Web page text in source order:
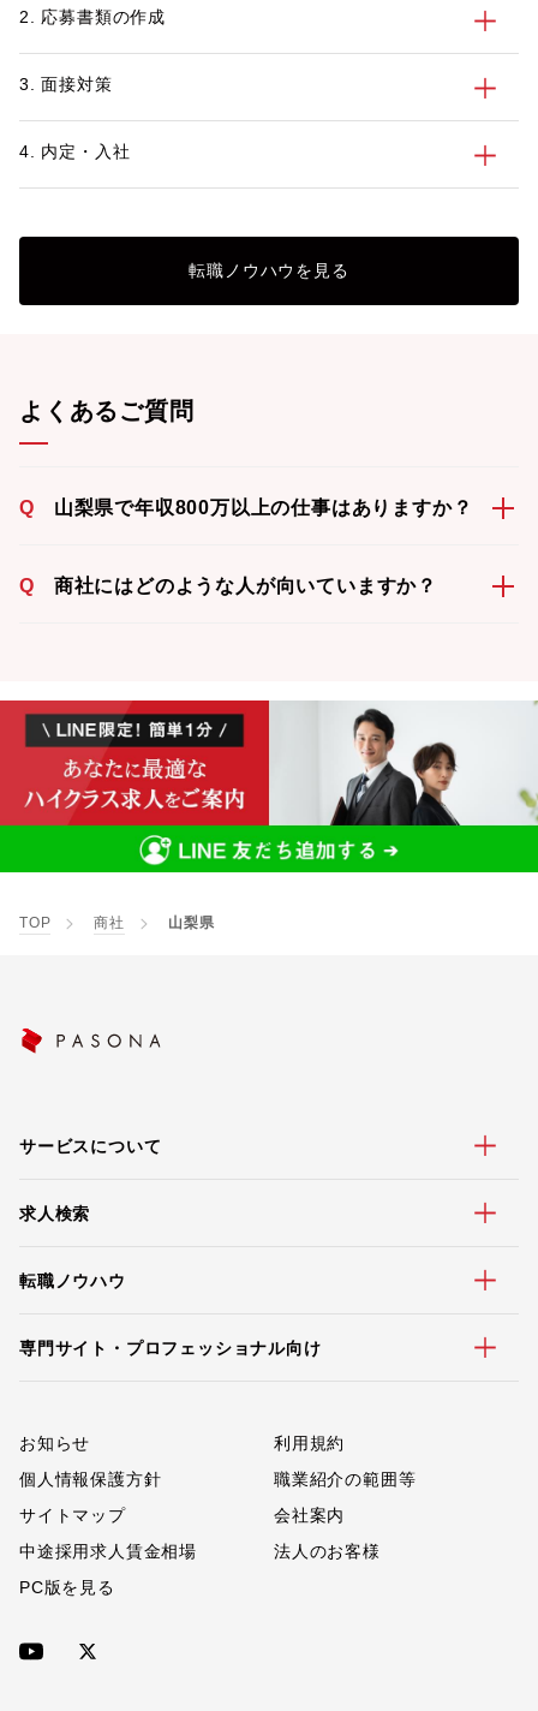
2. 応募書類の作成
3. 面接対策
4. 内定・入社
転職ノウハウを見る
よくあるご質問
Q 山梨県で年収800万以上の仕事はありますか？
Q 商社にはどのような人が向いていますか？
TOP 商社 山梨県
サービスについて
求人検索
転職ノウハウ
専門サイト・プロフェッショナル向け
お知らせ
利用規約
個人情報保護方針
職業紹介の範囲等
サイトマップ
会社案内
中途採用求人賃金相場
法人のお客様
PC版を見る